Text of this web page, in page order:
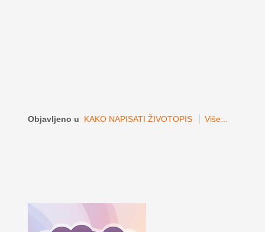
Objavljeno u KAKO NAPISATI ŽIVOTOPIS Više...